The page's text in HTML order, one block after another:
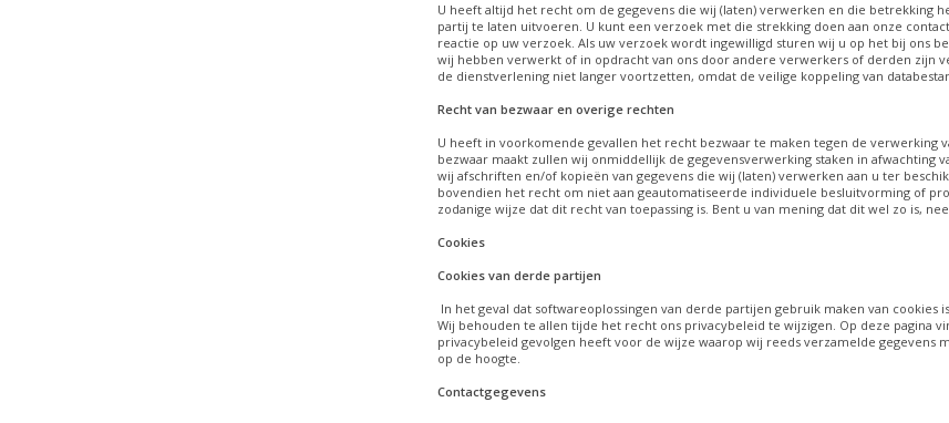
U heeft altijd het recht om de gegevens die wij (laten) verwerken en die betrekking
partij te laten uitvoeren. U kunt een verzoek met die strekking doen aan onze
reactie op uw verzoek. Als uw verzoek wordt ingewilligd sturen wij u op het bij ons
wij hebben verwerkt of in opdracht van ons door andere verwerkers of derden zijn
de dienstverlening niet langer voortzetten, omdat de veilige koppeling van
Recht van bezwaar en overige rechten
U heeft in voorkomende gevallen het recht bezwaar te maken tegen de verwerking
bezwaar maakt zullen wij onmiddellijk de gegevensverwerking staken in afwachting
wij afschriften en/of kopieën van gegevens die wij (laten) verwerken aan u ter
bovendien het recht om niet aan geautomatiseerde individuele besluitvorming of
zodanige wijze dat dit recht van toepassing is. Bent u van mening dat dit wel zo is,
Cookies
Cookies van derde partijen
In het geval dat softwareoplossingen van derde partijen gebruik maken van
Wij behouden te allen tijde het recht ons privacybeleid te wijzigen. Op deze pagina
privacybeleid gevolgen heeft voor de wijze waarop wij reeds verzamelde
op de hoogte.
Contactgegevens